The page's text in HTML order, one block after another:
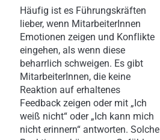
Häufig ist es Führungskräften
lieber, wenn MitarbeiterInnen
Emotionen zeigen und Konflikte
eingehen, als wenn diese
beharrlich schweigen. Es gibt
MitarbeiterInnen, die keine
Reaktion auf erhaltenes
Feedback zeigen oder mit „Ich
weiß nicht“ oder „Ich kann mich
nicht erinnern“ antworten. Solche